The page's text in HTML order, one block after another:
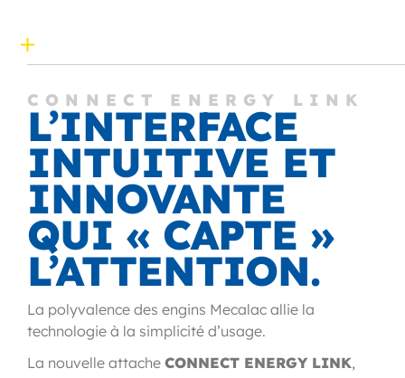
CONNECT ENERGY LINK
L’INTERFACE
INTUITIVE ET
INNOVANTE
QUI « CAPTE »
L’ATTENTION.
La polyvalence des engins Mecalac allie la
technologie à la simplicité d’usage.
La nouvelle attache CONNECT ENERGY LINK,